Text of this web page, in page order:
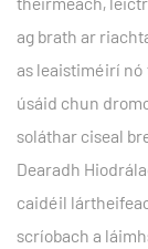
ag brath ar
as leaistiméirí
úsáid chun
soláthar ciseal
Dearadh
caidéil
scríobach a